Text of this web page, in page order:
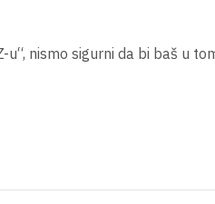
nismo sigurni da bi baš u
odbor